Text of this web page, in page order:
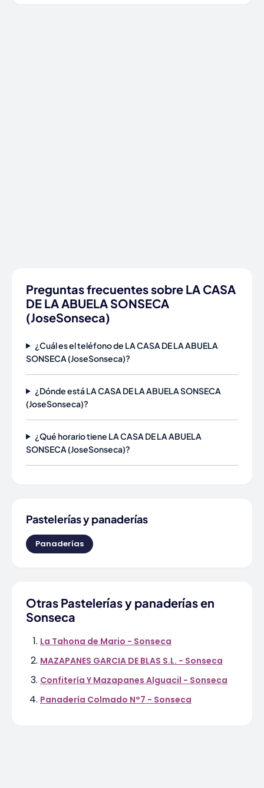
Preguntas frecuentes sobre LA CASA
DE LA ABUELA SONSECA
(JoseSonseca)
¿Cuál es el teléfono de LA CASA DE LA ABUELA
SONSECA (JoseSonseca)?
¿Dónde está LA CASA DE LA ABUELA SONSECA
(JoseSonseca)?
¿Qué horario tiene LA CASA DE LA ABUELA
SONSECA (JoseSonseca)?
Pastelerías y panaderías
Panaderías
Otras Pastelerías y panaderías en
Sonseca
La Tahona de Mario - Sonseca
MAZAPANES GARCIA DE BLAS S.L. - Sonseca
Confitería Y Mazapanes Alguacil - Sonseca
Panadería Colmado N°7 - Sonseca